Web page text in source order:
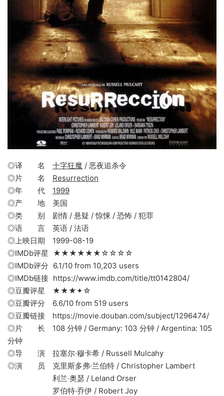
◎译 名 十字狂魔 / 恶夜追杀令
◎片 名 Resurrection
◎年 代 1999
◎产 地 美国
◎类 别 剧情 / 悬疑 / 惊悚 / 恐怖 / 犯罪
◎语 言 英语 / 法语
◎上映日期 1999-08-19
◎IMDb评星 ★★★★★★☆☆☆☆
◎IMDb评分 6.1/10 from 10,203 users
◎IMDb链接 https://www.imdb.com/title/tt0142804/
◎豆瓣评星 ★★★✦☆
◎豆瓣评分 6.6/10 from 519 users
◎豆瓣链接 https://movie.douban.com/subject/1296474/
◎片 长 108 分钟 / Germany: 103 分钟 / Argentina: 105
分钟
◎导 演 拉塞尔·穆卡希 / Russell Mulcahy
◎演 员 克里斯多弗·兰伯特 / Christopher Lambert
利兰·奥瑟 / Leland Orser
罗伯特·乔伊 / Robert Joy